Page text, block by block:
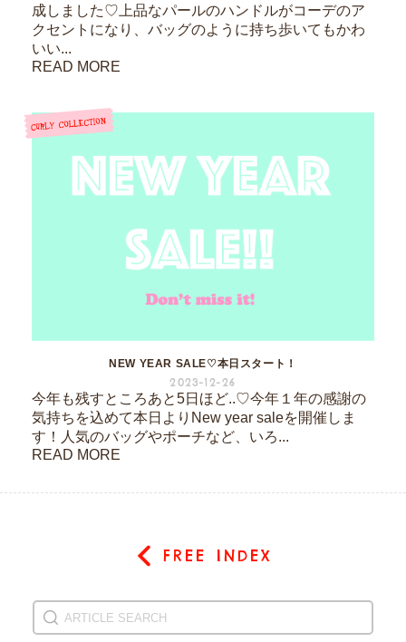
成しました♡上品なパールのハンドルがコーデのア
クセントになり、バッグのように持ち歩いてもかわ
いい...
READ MORE
NEW YEAR SALE♡本日スタート！
2023-12-26
今年も残すところあと5日ほど..♡今年１年の感謝の
気持ちを込めて本日よりNew year saleを開催しま
す！人気のバッグやポーチなど、いろ...
READ MORE
FREE INDEX